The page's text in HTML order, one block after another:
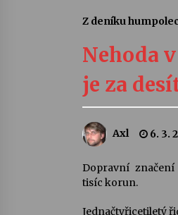
Z deníku
Nehoda
je za
Axl 6. 3.
Dopravní
tisíc korun.
Jednačtyřicetiletý